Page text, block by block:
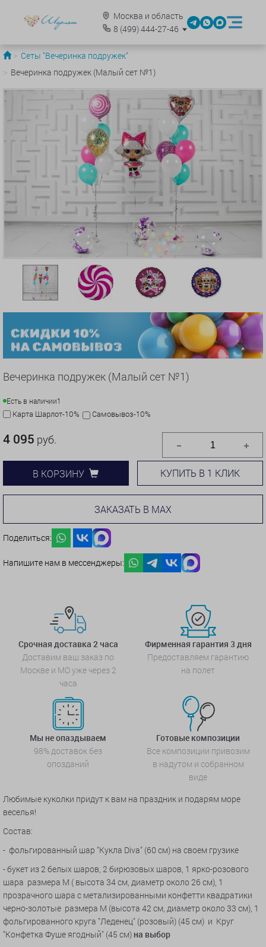
Москва и область
8 (499)444-27-46
Сеты "Вечеринка подружек"
Вечеринка подружек (Малый сет №1)
Вечеринка подружек (Малый сет №1)
Есть в наличии1
Карта Шарлот-10% Самовывоз-10%
4 095 руб.
В КОРЗИНУ КУПИТЬ В 1 КЛИК
ЗАКАЗАТЬ В MAX
Поделиться:
Напишите нам в мессенджеры:
Срочная доставка 2 часа
Доставим ваш заказ по
Москве и МО уже через 2
часа
Фирменная гарантия 3 дня
Предоставляем гарантию
на полет
Мы не опаздываем
98% доставок без
опозданий
Готовые композиции
Все композиции привозим
в надутом и собранном
виде
Любимые куколки придут к вам на праздник и подарям море
веселья!
Состав:
- фольгированный шар "Кукла Diva" (60 см) на своем грузике
- букет из 2 белых шаров, 2 бирюзовых шаров, 1 ярко-розового
шара размера М ( высота 34 см, диаметр около 26 см), 1
прозрачного шара с метализированными конфетти квадратики
черно-золотые размера М (высота 42 см, диаметр около 33 см), 1
фольгированного круга "Леденец" (розовый) (45 см) и Круг
"Конфетка Фуше ягодный" (45 см) на выбор